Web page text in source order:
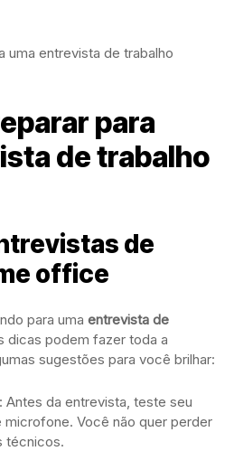
para
de trabalho
de
office
para uma entrevista de
dicas podem fazer toda a
sugestões para você brilhar:
: Antes da entrevista, teste seu
Você não quer perder
técnicos.